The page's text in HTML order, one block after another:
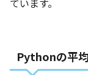
Pythonの平